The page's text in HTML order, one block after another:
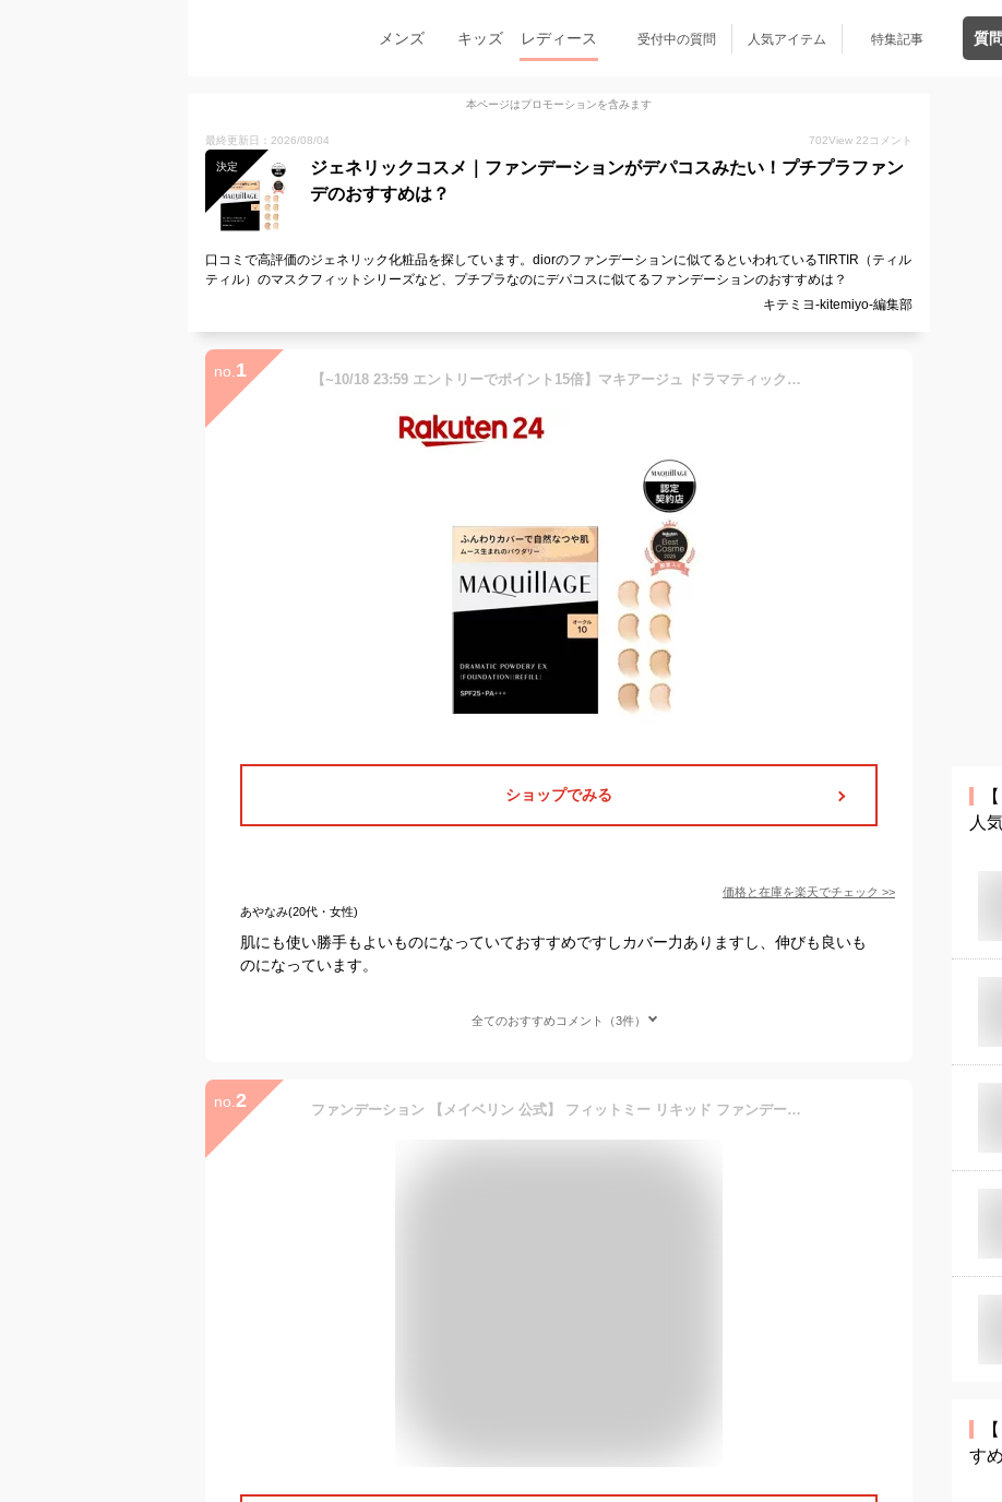
メンズ キッズ レディース 受付中の質問 人気アイテム 特集記事 質
本ページはプロモーションを含みます
最終更新日：2026/08/04 702View 22 コメント
決定
ジェネリックコスメ｜ファンデーションがデパコスみたい！プチプラファン
デのおすすめは？
口コミで高評価のジェネリック化粧品を探しています。diorのファンデーションに似てるといわれているTIRTIR（ティル
ティル）のマスクフィットシリーズなど、プチプラなのにデパコスに似てるファンデーションのおすすめは？
キテミヨ-kitemiyo-編集部
no. 1 【~10/18 23:59 エントリーでポイント15倍】マキアージュ ドラマティックパウダリー EX レフィル(9.3g)【マキアージュ(MAQUillAGE)】[ファンデーション パウダリー 毛穴カバー]
ショップでみる
価格と在庫を楽天でチェック >>
あやなみ(20代・女性)
肌にも使い勝手もよいものになっていておすすめですしカバー力ありますし、伸びも良いも
のになっています。
全てのおすすめコメント（3件）
no. 2 ファンデーション 【メイベリン 公式】 フィットミー リキッド ファンデーション R マット さらさら SPF22 素肌感 崩れにくい 30ml 誕生日プレゼント プレゼント コスメ プチプラコスメ maybelline 送料無料
人
す